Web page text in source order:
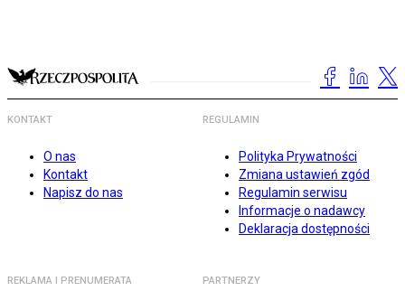
KONTAKT
O nas
Kontakt
Napisz do nas
REGULAMIN
Polityka Prywatności
Zmiana ustawień zgód
Regulamin serwisu
Informacje o nadawcy
Deklaracja dostępności
REKLAMA I PRENUMERATA PARTNERZY